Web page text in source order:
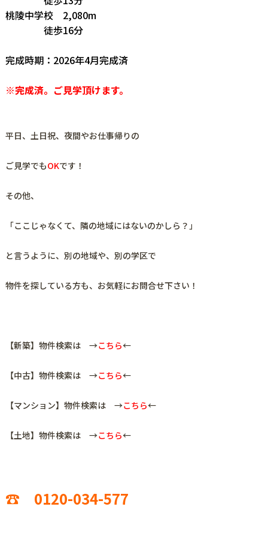
桃陵中学校 2,080m
徒歩16分
完成時期：2026年4月完成済
※完成済。ご見学頂けます。
平日、土日祝、夜間やお仕事帰りの
ご見学でもOKです！
その他、
「ここじゃなくて、隣の地域にはないのかしら？」
と言うように、 別の地域や、別の学区で
物件を探している方も、お気軽にお問合せ下さい！
【新築】物件検索は →こちら←
【中古】物件検索は →こちら←
【マンション】物件検索は →こちら←
【土地】物件検索は →こちら←
☎ 0120-034-577